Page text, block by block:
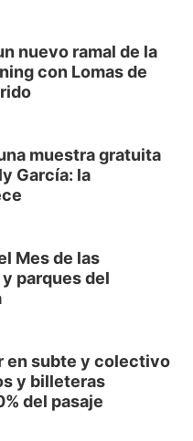
nuevo ramal de la
con Lomas de
muestra gratuita
García: la
Mes de las
parques del
en subte y colectivo
y billeteras
del pasaje